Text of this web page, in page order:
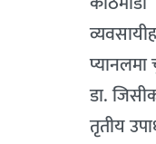
डा.
तृतीय